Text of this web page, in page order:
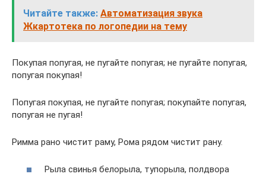
Читайте также: Автоматизация звука
Жкартотека по логопедии на тему
Покупая попугая, не пугайте попугая; не пугайте попугая,
попугая покупая!
Попугая покупая, не пугайте попугая; покупайте попугая,
попугая не пугая!
Римма рано чистит раму, Рома рядом чистит рану.
Рыла свинья белорыла, тупорыла, полдвора